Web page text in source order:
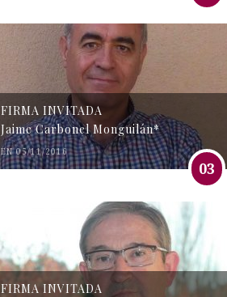
FIRMA INVITADA
Jaime Carbonel Monguilán*
EN 05/11/2016
03
FIRMA INVITADA